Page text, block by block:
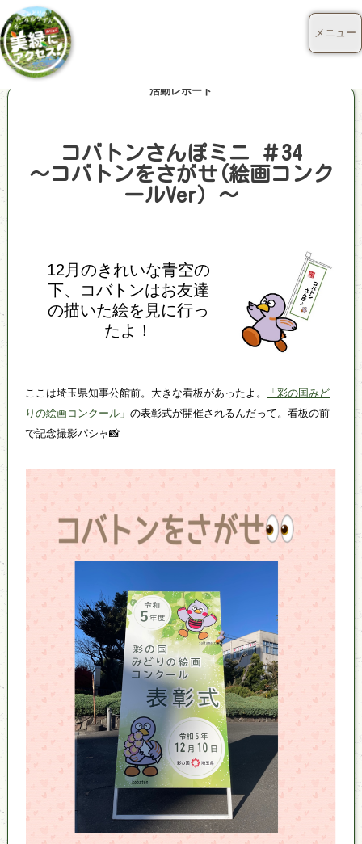
活動レポート
コバトンさんぽミニ ＃34
～コバトンをさがせ(絵画コンク
ールVer）～
12月のきれいな青空の
下、コバトンはお友達
の描いた絵を見に行っ
たよ！
ここは埼玉県知事公館前。大きな看板があったよ。
「彩の国みど
りの絵画コンクール」の表彰式が開催されるんだって。看板の前
で記念撮影パシャ📸
メニュー